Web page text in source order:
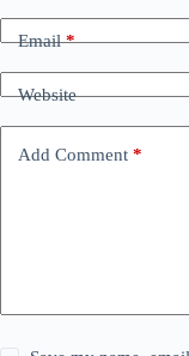
Email*
Website
Add Comment *